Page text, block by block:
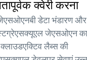
क्वेरी करना
डेटा भंडारण और
जेएसओएन
लैब्स की